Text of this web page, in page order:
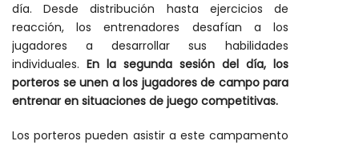
día. Desde distribución hasta ejercicios de
reacción, los entrenadores desafían a los
jugadores a desarrollar sus habilidades
individuales. En la segunda sesión del día, los
porteros se unen a los jugadores de campo para
entrenar en situaciones de juego competitivas.
Los porteros pueden asistir a este campamento